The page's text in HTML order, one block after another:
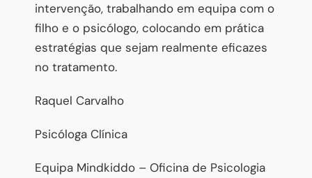
intervenção, trabalhando em equipa com o
filho e o psicólogo, colocando em prática
estratégias que sejam realmente eficazes
no tratamento.
Raquel Carvalho
Psicóloga Clínica
Equipa Mindkiddo – Oficina de Psicologia